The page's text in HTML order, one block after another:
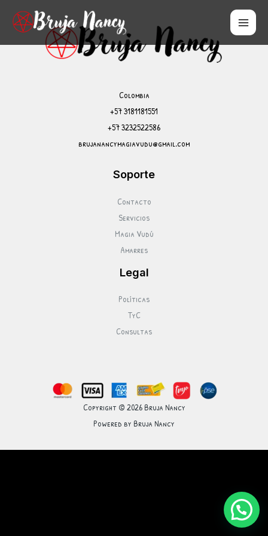
Colombia
+57 ‪3181181551
+57 ‪3232522586
brujanancymagiavudu@gmail.com
Soporte
Contacto
Servicios
Magia Vudú
Amarres
Legal
Políticas
TyC
Consultas
Copyright © 2026 Bruja Nancy
Powered by Bruja Nancy